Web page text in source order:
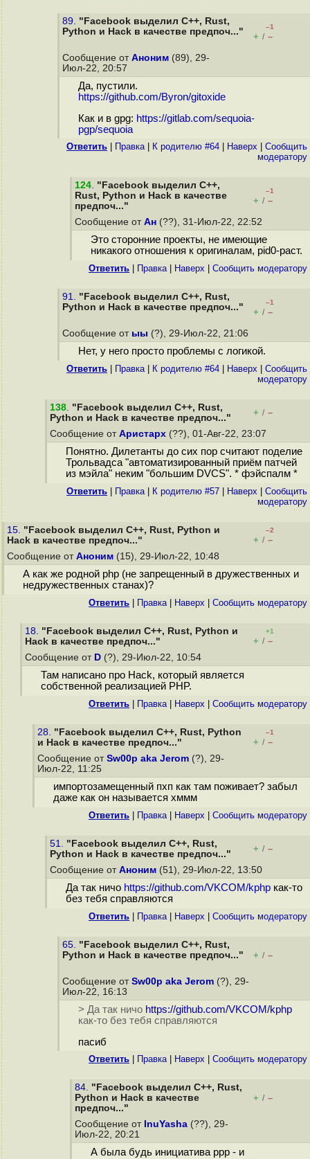
89. "Facebook выделил C++, Rust,
Python и Hack в качестве предпоч..."
–1
+ / –
Сообщение от Аноним (89), 29-
Июл-22, 20:57
Да, пустили.
https://github.com/Byron/gitoxide
Как и в gpg: https://gitlab.com/sequoia-
pgp/sequoia
Ответить Правка| К родителю #64 Наверх
Cообщить
модератору
124. "Facebook выделил C++,
Rust, Python и Hack в качестве
предпоч..."
–1
+ / –
Сообщение от Ан (??), 31-Июл-22, 22:52
Это сторонние проекты, не имеющие
никакого отношения к оригиналам, pid0-раст.
Ответить Правка| Наверх Cообщить модератору
91. "Facebook выделил C++, Rust,
Python и Hack в качестве предпоч..."
–1
+ / –
Сообщение от ыы (?), 29-Июл-22, 21:06
Нет, у него просто проблемы с логикой.
Ответить Правка| К родителю #64 Наверх
Cообщить
модератору
138. "Facebook выделил C++, Rust,
Python и Hack в качестве предпоч..."
+ / –
Сообщение от Аристарх (??), 01-Авг-22, 23:07
Понятно. Дилетанты до сих пор считают поделие
Трольвадса "автоматизированный приём патчей
из мэйла" неким "большим DVCS". * фэйспалм *
Ответить Правка| К родителю #57 Наверх
Cообщить
модератору
15. "Facebook выделил C++, Rust, Python и
Hack в качестве предпоч..."
–2
+ / –
Сообщение от Аноним (15), 29-Июл-22, 10:48
А как же родной php (не запрещенный в дружественных и
недружественных станах)?
Ответить Правка| Наверх Cообщить модератору
18. "Facebook выделил C++, Rust, Python и
Hack в качестве предпоч..."
+1
+ / –
Сообщение от D (?), 29-Июл-22, 10:54
Там написано про Hack, который является
собственной реализацией PHP.
Ответить Правка| Наверх Cообщить модератору
28. "Facebook выделил C++, Rust, Python
и Hack в качестве предпоч..."
–1
+ / –
Сообщение от Sw00p aka Jerom (?), 29-
Июл-22, 11:25
импортозамещенный пхп как там поживает? забыл
даже как он называется хммм
Ответить Правка| Наверх Cообщить модератору
51. "Facebook выделил C++, Rust,
Python и Hack в качестве предпоч..."
+ / –
Сообщение от Аноним (51), 29-Июл-22, 13:50
Да так ничо https://github.com/VKCOM/kphpкак-то
без тебя справляются
Ответить Правка| Наверх Cообщить модератору
65. "Facebook выделил C++, Rust,
Python и Hack в качестве предпоч..."
+ / –
Сообщение от Sw00p aka Jerom (?), 29-
Июл-22, 16:13
> Да так ничо https://github.com/VKCOM/kphp
как-то без тебя справляются
пасиб
Ответить Правка| Наверх Cообщить модератору
84. "Facebook выделил C++, Rust,
Python и Hack в качестве
предпоч..."
+ / –
Сообщение от InuYasha (??), 29-
Июл-22, 20:21
А была будь инициатива ppp - и